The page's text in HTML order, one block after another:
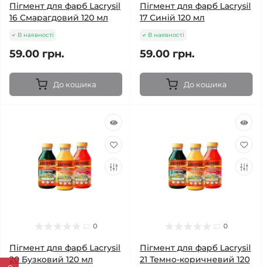
Пігмент для фарб Lacrysil
16 Смарагдовий 120 мл
В наявності
59.00 грн.
До кошика
Пігмент для фарб Lacrysil
17 Синій 120 мл
В наявності
59.00 грн.
До кошика
0
Пігмент для фарб Lacrysil
20 Бузковий 120 мл
0
Пігмент для фарб Lacrysil
21 Темно-коричневий 120